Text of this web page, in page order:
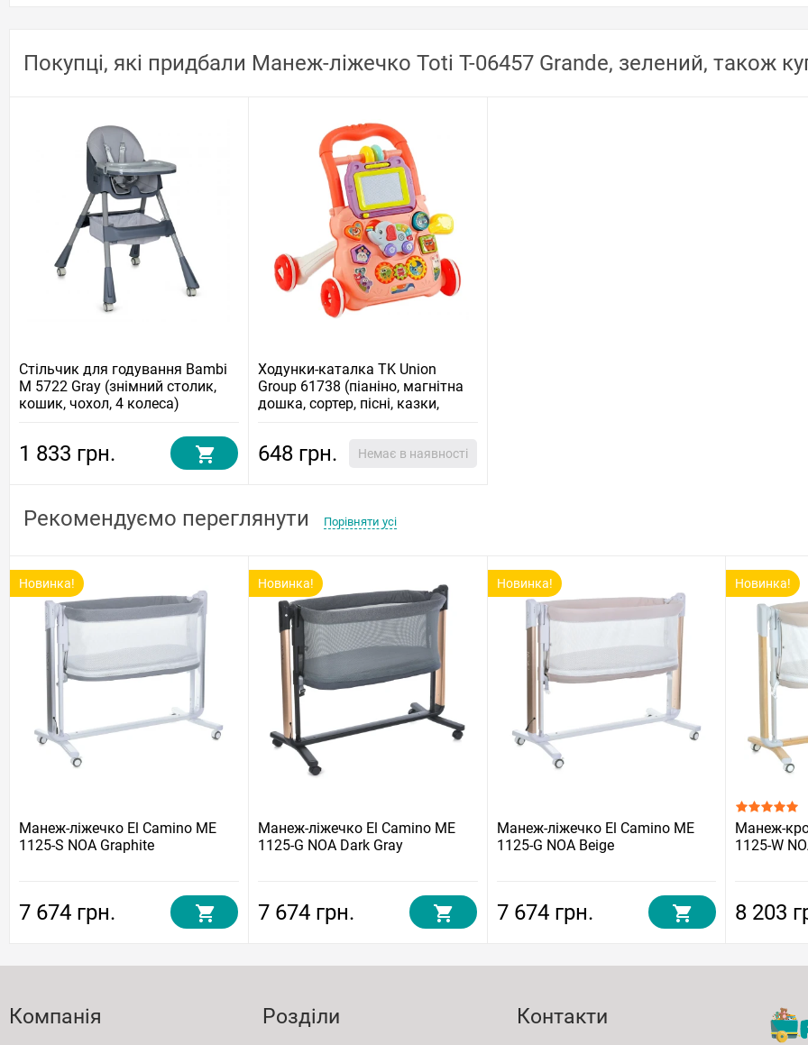
Покупці, які придбали Манеж-ліжечко Toti T-06457 Grande, зелений, також
Стільчик для годування Bambi
M 5722 Gray (знімний столик,
кошик, чохол, 4 колеса)
1 833 грн.
Ходунки-каталка TK Union
Group 61738 (піаніно, магнітна
дошка, сортер, пісні, казки,
648 грн. Немає в наявності
Рекомендуємо переглянути Порівняти усі
Новинка!
Манеж-ліжечко El Camino ME
1125-S NOA Graphite
7 674 грн.
Новинка!
Манеж-ліжечко El Camino ME
1125-G NOA Dark Gray
7 674 грн.
Новинка!
Манеж-ліжечко El Camino ME
1125-G NOA Beige
7 674 грн.
Новинка!
Манеж-
1125-W
8 203
Компанія Розділи Контакти